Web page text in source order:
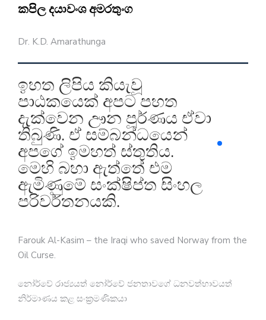
කපිල දයාවංශ අමරතුංග
Dr. K.D. Amarathunga
ඉහත ලිපිය කියැවූ
පාඨකයෙක් අපට පහත
දැක්වෙන ඌන පූර්ණය ඒවා
තිබුණි. ඒ සම්බන්ධයෙන්
අපගේ ඉමහත් ස්තුතිය.
මෙහි බහා ඇත්තේ එම
ඇමිණුමේ සංක්ෂිප්ත සිංහල
පරිවර්තනයකි.
Farouk Al-Kasim – the Iraqi who saved Norway from the
Oil Curse.
නෝර්වේ රාජ්‍යයත් නෝර්වේ ජනතාවගේ ධනවත්භාවයත්
නිර්මාණය කළ සංක්‍රමණිකයා